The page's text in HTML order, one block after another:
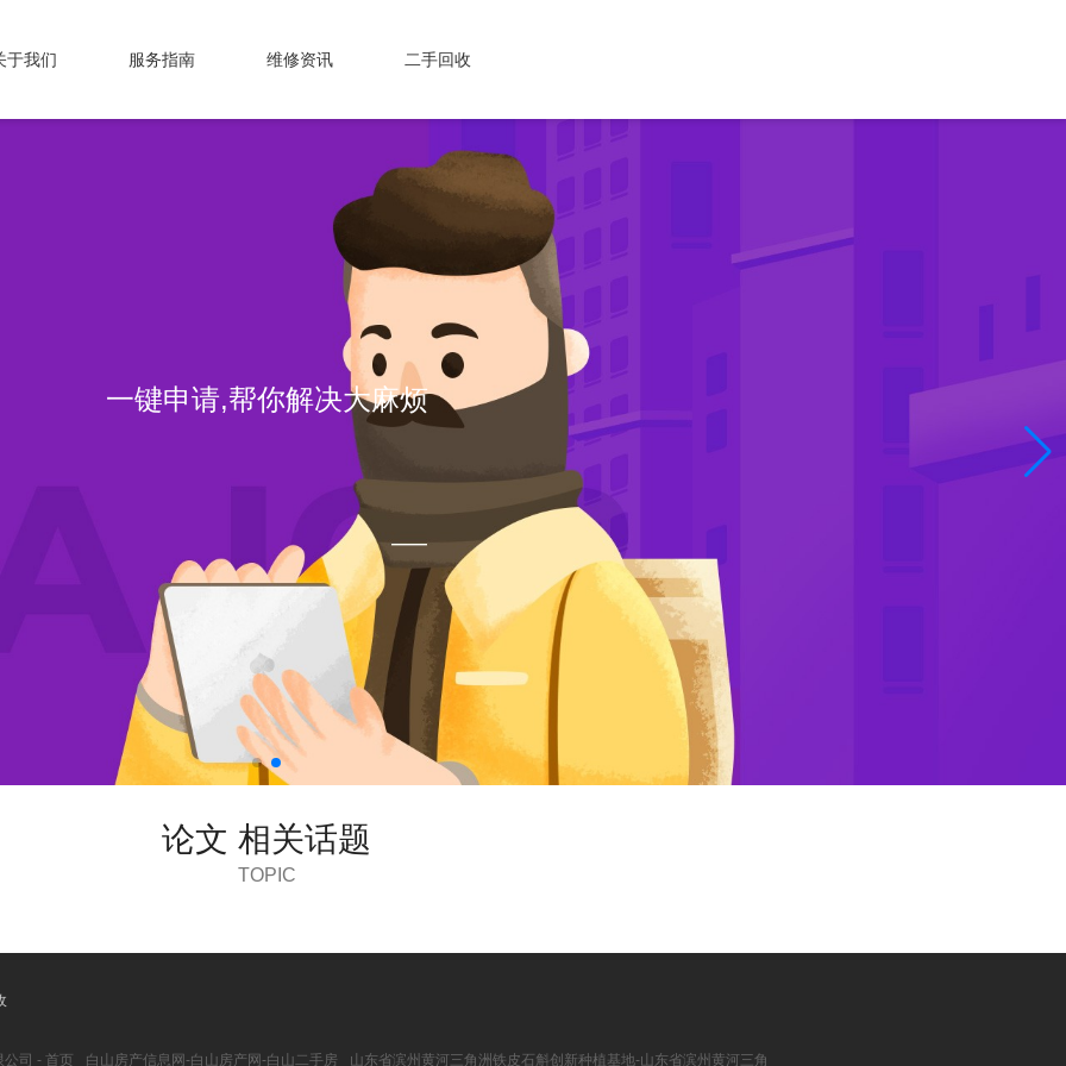
于我们 服务指南 维修资讯 二手回收
一键申请,帮你解决大麻烦
论文 相关话题
TOPIC
司 - 首页 白山房产信息网-白山房产网-白山二手房 山东省滨州黄河三角洲铁皮石斛创新种植基地-山东省滨州黄河三角